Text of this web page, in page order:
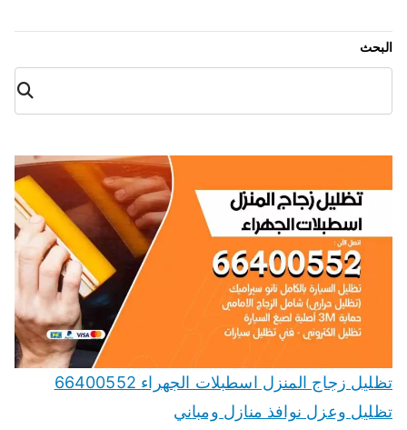
البحث
البح
ث
تظليل زجاج المنزل اسطبلات الجهراء 66400552
تظليل وعزل نوافذ منازل ومباني